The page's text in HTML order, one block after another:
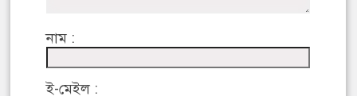
নাম :
ই-মেইল :